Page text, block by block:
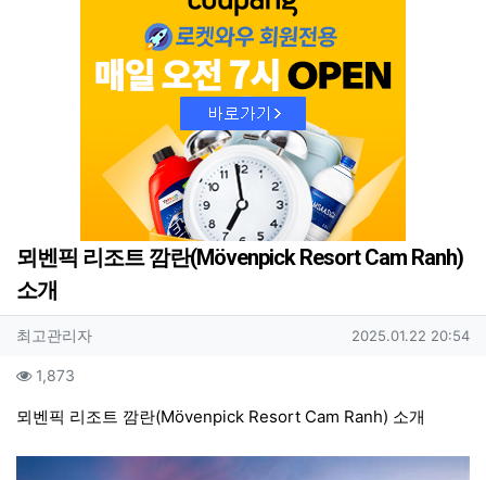
뫼벤픽 리조트 깜란(Mövenpick Resort Cam Ranh)
소개
작성자 정보
최고관리자작성 작성일
2025.01.22 20:54
컨텐츠 정보
1,873
본문
뫼벤픽 리조트 깜란(Mövenpick Resort Cam Ranh) 소개